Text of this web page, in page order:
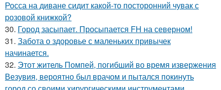
Росса на диване сидит какой-то посторонний чувак с
розовой книжкой?
30. Город засыпает. Просыпается FH на северном!
31. Забота о здоровье с маленьких привычек
начинается.
32. Этот житель Помпей, погибший во время извержения
Везувия, вероятно был врачом и пытался покинуть